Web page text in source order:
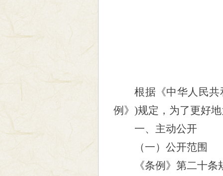
根据《中华人民
例》)规定，为了更好
一、主动公开
（一）公开范围
《条例》第二十